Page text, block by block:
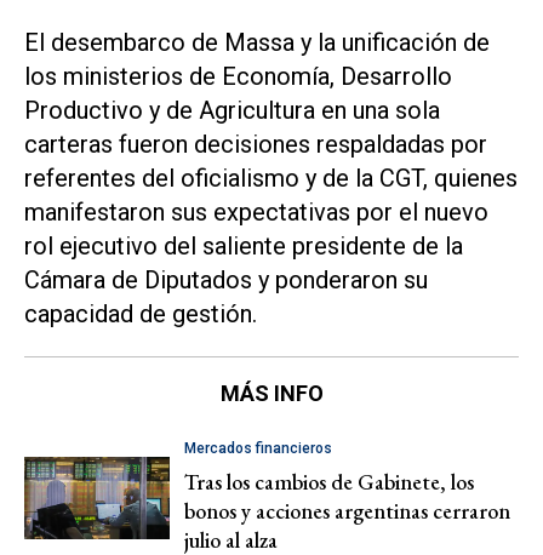
El desembarco de Massa y la unificación de
los ministerios de Economía, Desarrollo
Productivo y de Agricultura en una sola
carteras fueron decisiones respaldadas por
referentes del oficialismo y de la CGT, quienes
manifestaron sus expectativas por el nuevo
rol ejecutivo del saliente presidente de la
Cámara de Diputados y ponderaron su
capacidad de gestión.
MÁS INFO
Mercados financieros
Tras los cambios de Gabinete, los
bonos y acciones argentinas cerraron
julio al alza